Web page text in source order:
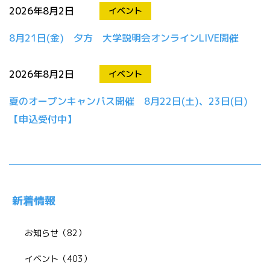
2026年8月2日 イベント
8月21日(金) 夕方 大学説明会オンラインLIVE開催
2026年8月2日 イベント
夏のオープンキャンパス開催 8月22日(土)、23日(日)
【申込受付中】
新着情報
お知らせ（82）
イベント（403）